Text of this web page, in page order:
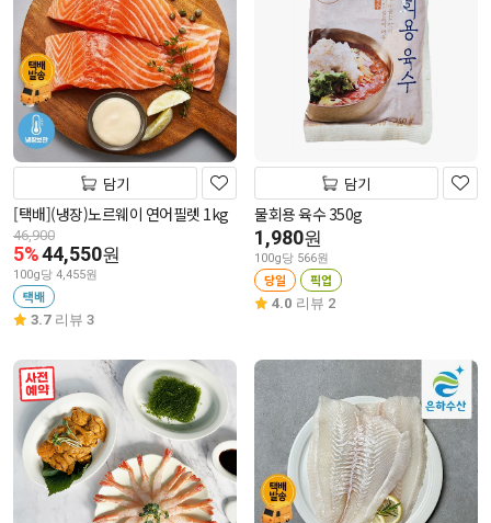
담기
[택배](냉장)노르웨이 연어필렛 1kg
46,900
5%44,550원
100g당 4,455원
택배
3.7 리뷰 3
담기
물회용 육수 350g
1,980원
100g당 566원
당일 픽업
4.0 리뷰 2
사전 예약